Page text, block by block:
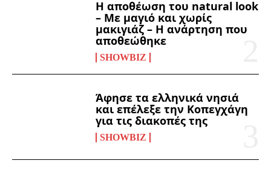
Η αποθέωση του natural look
– Με μαγιό και χωρίς
μακιγιάζ – Η ανάρτηση που
αποθεώθηκε
SHOWBIZ
Άφησε τα ελληνικά νησιά
και επέλεξε την Κοπεγχάγη
για τις διακοπές της
SHOWBIZ